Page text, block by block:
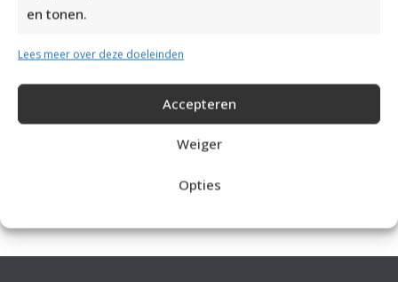
en tonen.
Lees meer over deze doeleinden
Accepteren
Weiger
Opties
IDEALE CAPUCHONTRUI BREIEN VOOR THUIS OP DE BANK